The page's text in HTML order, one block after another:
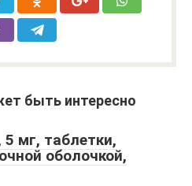
быть интересно
мг, таблетки,
оболочкой,